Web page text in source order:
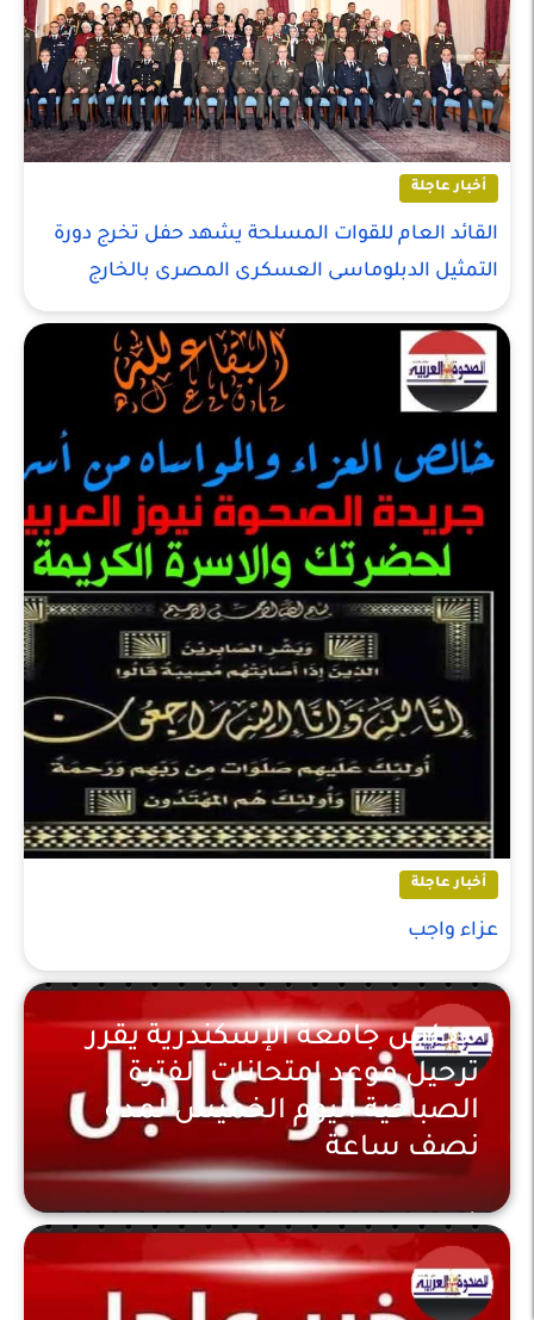
أخبار عاجلة
القائد العام للقوات المسلحة يشهد حفل تخرج دورة
التمثيل الدبلوماسى العسكرى المصرى بالخارج
أخبار عاجلة
عزاء واجب
أخبار عاجلة
مجلس جامعة الإسكندرية يقرر
ترحيل موعد امتحانات الفترة
الصباحية اليوم الخميس لمدة
نصف ساعة